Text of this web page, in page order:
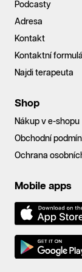
Podcasty
Adresa
Kontakt
Kontaktní
Najdi terapeuta
Shop
Nákup v e-shopu
Obchodní
Ochrana
Mobile apps